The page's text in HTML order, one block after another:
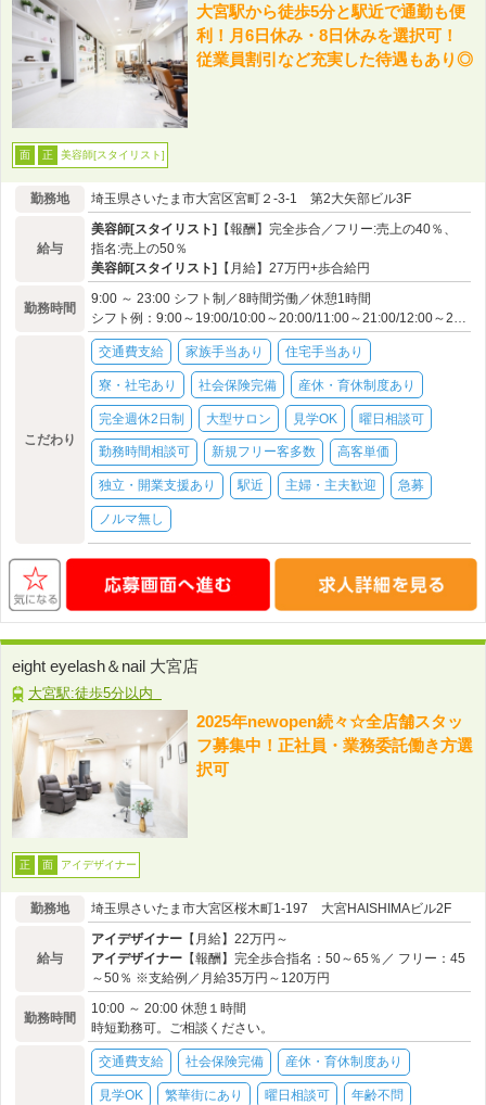
大宮駅から徒歩5分と駅近で通勤も便
利！月6日休み・8日休みを選択可！
従業員割引など充実した待遇もあり◎
面 正 美容師[スタイリスト]
勤務地 埼玉県さいたま市大宮区宮町２-3-1 第2大矢部ビル3F
給与
美容師[スタイリスト] 【報酬】完全歩合／フリー:売上の40％、
指名:売上の50％
美容師[スタイリスト] 【月給】27万円+歩合給円
勤務時間
9:00 ～ 23:00 シフト制／8時間労働／休憩1時間
シフト例：9:00～19:00/10:00～20:00/11:00～21:00/12:00～22:00 ※勤務地・店舗により異なります。
こだわり
交通費支給 家族手当あり 住宅手当あり
寮・社宅あり 社会保険完備 産休・育休制度あり
完全週休2日制 大型サロン 見学OK 曜日相談可
勤務時間相談可 新規フリー客多数 高客単価
独立・開業支援あり 駅近 主婦・主夫歓迎 急募
ノルマ無し
eight eyelash＆nail 大宮店
大宮駅:徒歩5分以内
2025年newopen続々☆全店舗スタッ
フ募集中！正社員・業務委託働き方選
択可
正 面 アイデザイナー
勤務地 埼玉県さいたま市大宮区桜木町1-197 大宮HAISHIMAビル2F
給与
アイデザイナー 【月給】22万円～
アイデザイナー 【報酬】完全歩合指名：50～65％／ フリー：45
～50％ ※支給例／月給35万円～120万円
勤務時間
10:00 ～ 20:00 休憩１時間
時短勤務可。ご相談ください。
交通費支給 社会保険完備 産休・育休制度あり
見学OK 繁華街にあり 曜日相談可 年齢不問